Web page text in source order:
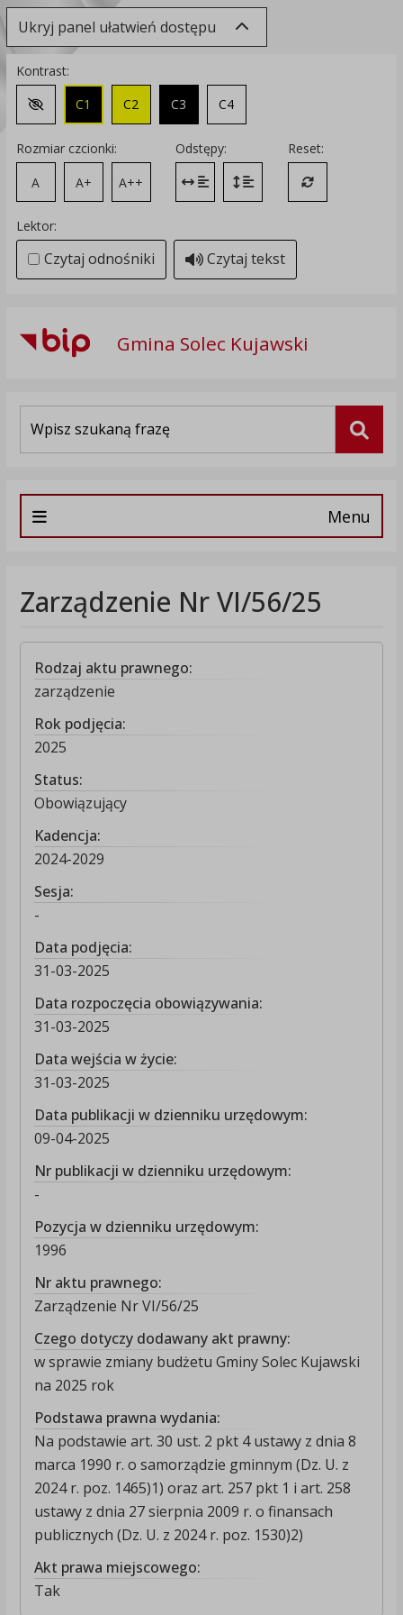
Ukryj panel ułatwień dostępu
Kontrast:
Zmień kontrast na domyślny
C1 C2 C3 C4
Rozmiar czcionki:
A
A+ A++
Odstępy:
Zmień odstęp między literami
Zmień interlinię i margines
Reset:
Przywróć
Lektor:
Czytaj odnośniki Czytaj tekst
Gmina Solec Kujawski
Menu
Zarządzenie Nr VI/56/25
Rodzaj aktu prawnego:
zarządzenie
Rok podjęcia:
2025
Status:
Obowiązujący
Kadencja:
2024-2029
Sesja:
-
Data podjęcia:
31-03-2025
Data rozpoczęcia obowiązywania:
31-03-2025
Data wejścia w życie:
31-03-2025
Data publikacji w dzienniku urzędowym:
09-04-2025
Nr publikacji w dzienniku urzędowym:
-
Pozycja w dzienniku urzędowym:
1996
Nr aktu prawnego:
Zarządzenie Nr VI/56/25
Czego dotyczy dodawany akt prawny:
w sprawie zmiany budżetu Gminy Solec Kujawski
na 2025 rok
Podstawa prawna wydania:
Na podstawie art. 30 ust. 2 pkt 4 ustawy z dnia 8
marca 1990 r. o samorządzie gminnym (Dz. U. z
2024 r. poz. 1465)1) oraz art. 257 pkt 1 i art. 258
ustawy z dnia 27 sierpnia 2009 r. o finansach
publicznych (Dz. U. z 2024 r. poz. 1530)2)
Akt prawa miejscowego:
Tak